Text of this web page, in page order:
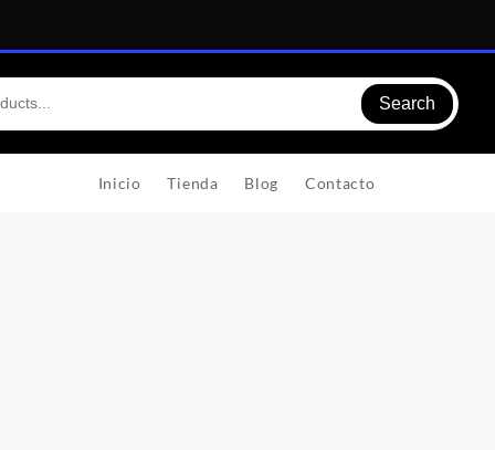
Search
Inicio Tienda Blog Contacto